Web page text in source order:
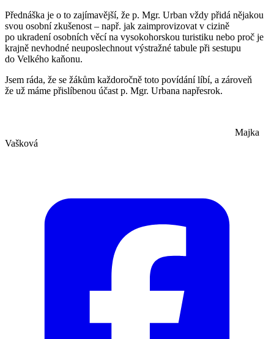
Přednáška je o to zajímavější, že p. Mgr. Urban vždy přidá nějakou
svou osobní zkušenost – např. jak zaimprovizovat v cizině
po ukradení osobních věcí na vysokohorskou turistiku nebo proč je
krajně nevhodné neuposlechnout výstražné tabule při sestupu
do Velkého kaňonu.
Jsem ráda, že se žákům každoročně toto povídání líbí, a zároveň
že už máme přislíbenou účast p. Mgr. Urbana napřesrok.
Majka
Vašková